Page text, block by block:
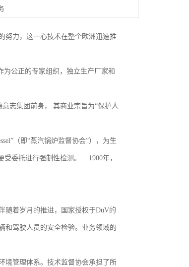
努力，这一心技术在整个欧洲迅速推
为公正的专家组织，独立生产厂家和
志集团前身， 其商业宗旨为“保护人
（即“蒸汽锅炉监督协会”），为生
受委托进行强制性检测。 1900年，
随着岁月的推进，国家授权于DüV的
和驾驶人员的安全检验。业务领域的
境管理体系。技术监督协会承担了所